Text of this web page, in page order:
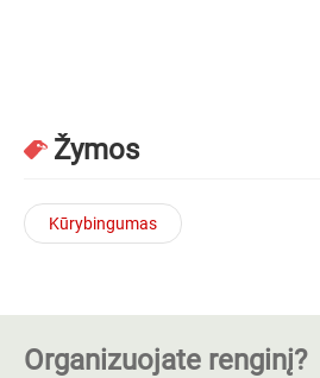
Žymos
Kūrybingumas
Organizuojate renginį?